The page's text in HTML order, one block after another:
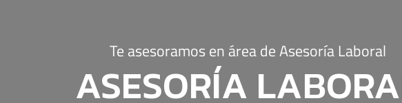
Te asesoramos en área de Asesoría Laboral
ASESORÍA